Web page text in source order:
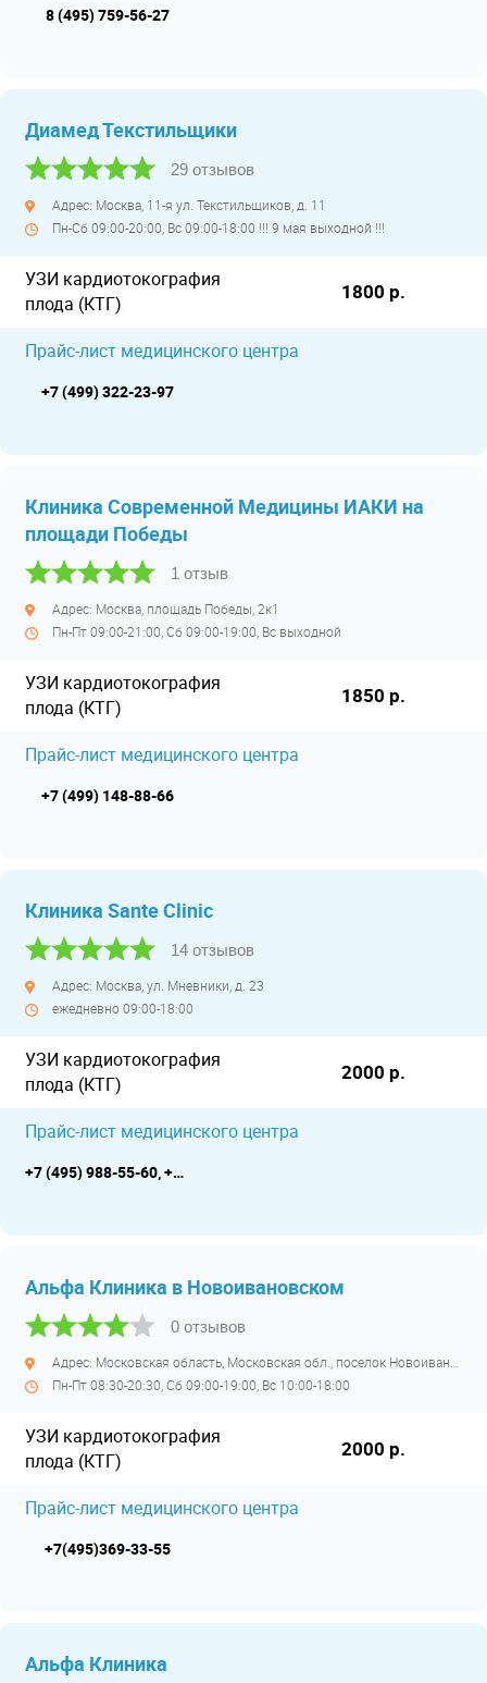
8 (495) 759-56-27
Диамед Текстильщики
29 отзывов
Адрес: Москва, 11-я ул. Текстильщиков, д. 11
Пн-Сб 09:00-20:00, Вс 09:00-18:00 !!! 9 мая выходной !!!
УЗИ кардиотокография
плода (КТГ)
1800 р.
Прайс-лист медицинского центра
+7 (499) 322-23-97
Клиника Современной Медицины ИАКИ на
площади Победы
1 отзыв
Адрес: Москва, площадь Победы, 2к1
Пн-Пт 09:00-21:00, Сб 09:00-19:00, Вс выходной
УЗИ кардиотокография
плода (КТГ)
1850 р.
Прайс-лист медицинского центра
+7 (499) 148-88-66
Клиника Sante Clinic
14 отзывов
Адрес: Москва, ул. Мневники, д. 23
ежедневно 09:00-18:00
УЗИ кардиотокография
плода (КТГ)
2000 р.
Прайс-лист медицинского центра
+7 (495) 988-55-60, +7 (495) 988-55-65
Альфа Клиника в Новоивановском
0 отзывов
Пн-Пт 08:30-20:30, Сб 09:00-19:00, Вс 10:00-18:00
УЗИ кардиотокография
плода (КТГ)
2000 р.
Прайс-лист медицинского центра
+7(495)369-33-55
Альфа Клиника